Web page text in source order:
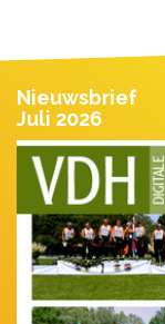
Nieuwsbrief
Juli 2026